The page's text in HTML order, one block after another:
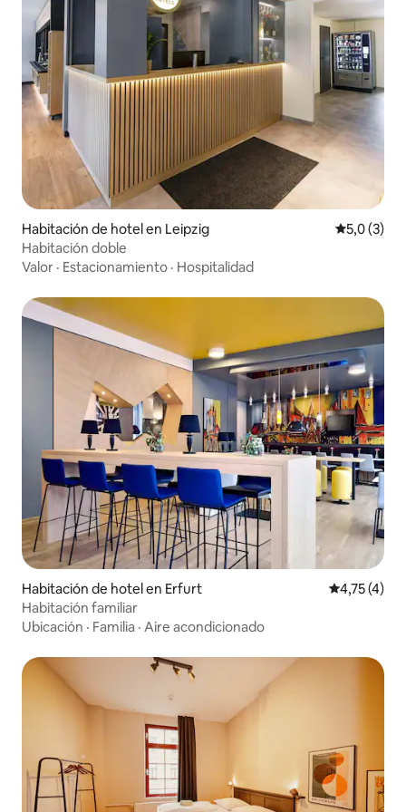
Habitación de hotel en Leipzig
5,0 (3)
Habitación doble
Valor · Estacionamiento · Hospitalidad
Habitación de hotel en Erfurt Calificación
4,75 (4)
Habitación familiar
Ubicación · Familia · Aire acondicionado